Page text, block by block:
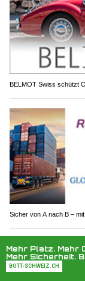
BELMOT Swiss schützt
Sicher von A nach B –